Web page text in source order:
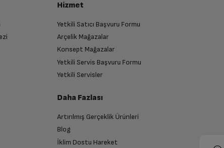
Hizmet
Yetkili Satıcı Başvuru Formu
Arçelik Mağazalar
Konsept Mağazalar
Yetkili Servis Başvuru Formu
Yetkili Servisler
Daha Fazlası
Artırılmış Gerçeklik Ürünleri
Blog
İklim Dostu Hareket